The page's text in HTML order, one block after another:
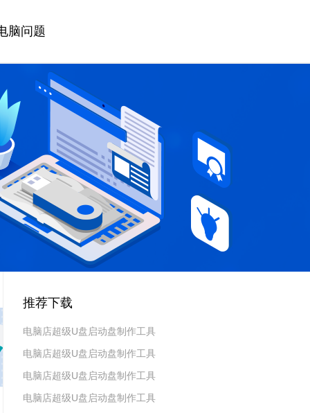
脑问题
推荐下载
电脑店超级U盘启动盘制作工具
v7.5_2606
电脑店超级U盘启动盘制作工具
v7.5_2604
电脑店超级U盘启动盘制作工具
v7.5_2602
电脑店超级U盘启动盘制作工具